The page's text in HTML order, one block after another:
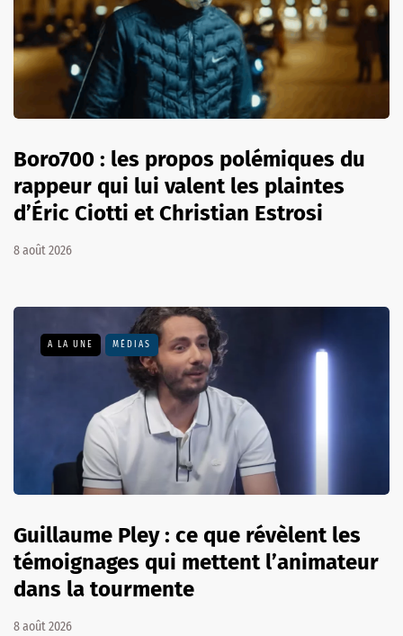
Boro700 : les propos polémiques du
rappeur qui lui valent les plaintes
d’Éric Ciotti et Christian Estrosi
8 août 2026
A LA UNE MÉDIAS
Guillaume Pley : ce que révèlent les
témoignages qui mettent l’animateur
dans la tourmente
8 août 2026